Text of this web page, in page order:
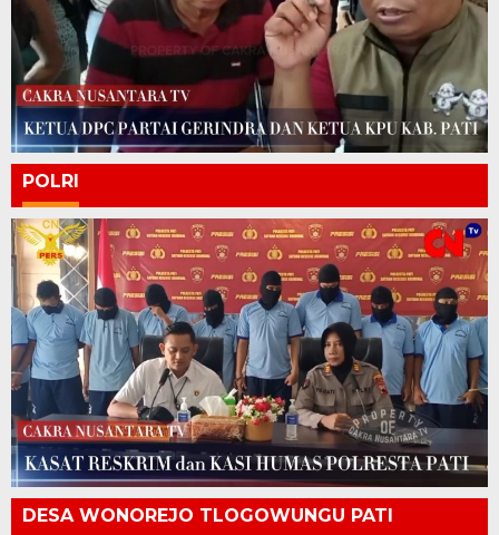
POLRI
DESA WONOREJO TLOGOWUNGU PATI